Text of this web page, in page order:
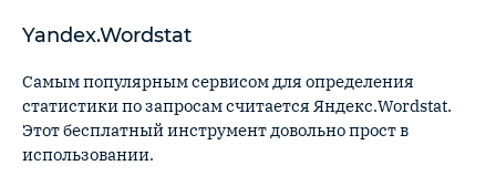
Yandex.Wordstat
Самым популярным сервисом для определения
статистики по запросам считается Яндекс.Wordstat.
Этот бесплатный инструмент довольно прост в
использовании.